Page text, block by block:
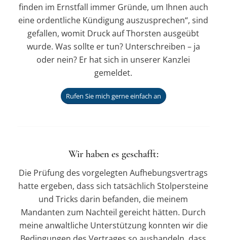
finden im Ernstfall immer Gründe, um Ihnen auch
eine ordentliche Kündigung auszusprechen“, sind
gefallen, womit Druck auf Thorsten ausgeübt
wurde. Was sollte er tun? Unterschreiben – ja
oder nein? Er hat sich in unserer Kanzlei
gemeldet.
Rufen Sie mich gerne einfach an
Wir haben es geschafft:
Die Prüfung des vorgelegten Aufhebungsvertrags
hatte ergeben, dass sich tatsächlich Stolpersteine
und Tricks darin befanden, die meinem
Mandanten zum Nachteil gereicht hätten. Durch
meine anwaltliche Unterstützung konnten wir die